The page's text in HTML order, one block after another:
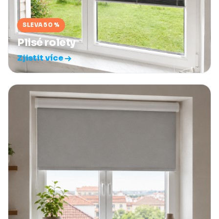
SLEVA 50 %
Plisé rolety
Zjistit více